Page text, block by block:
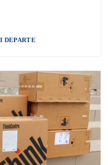
DEPARTE